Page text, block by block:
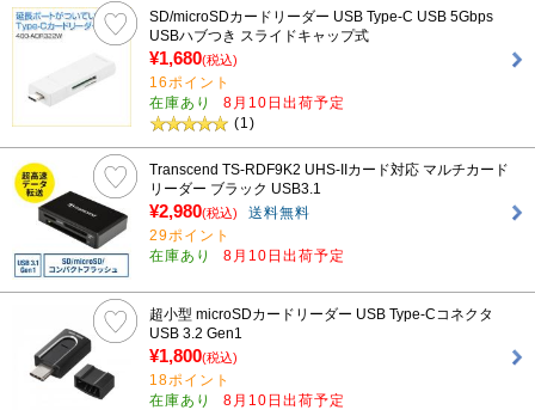
SD/microSDカードリーダー USB Type-C USB 5Gbps
USBハブつき スライドキャップ式
¥1,680(税込)
16ポイント
在庫あり
8月10日出荷予定
(1)
Transcend TS-RDF9K2 UHS-IIカード対応 マルチカード
リーダー ブラック USB3.1
¥2,980(税込)
送料無料
29ポイント
在庫あり
8月10日出荷予定
超小型 microSDカードリーダー USB Type-Cコネクタ
USB 3.2 Gen1
¥1,800(税込)
18ポイント
在庫あり
8月10日出荷予定